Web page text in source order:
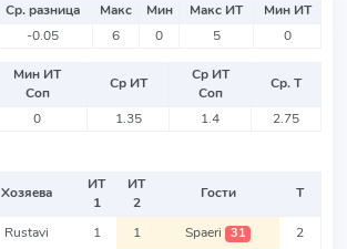
Ср. разница Макс Мин Макс ИТ
Мин ИТ
-0.05 6 0 5 0
Мин ИТ
Соп
Ср ИТ
Ср ИТ
Соп
Ср. Т
0 1.35 1.4 2.75
Хозяева
ИТ
1
ИТ
2
Гости Т
Rustavi 1 1 Spaeri 31 2